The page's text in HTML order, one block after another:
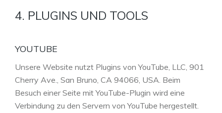
4. PLUGINS UND TOOLS
YOUTUBE
Unsere Website nutzt Plugins von YouTube, LLC, 901
Cherry Ave., San Bruno, CA 94066, USA. Beim
Besuch einer Seite mit YouTube-Plugin wird eine
Verbindung zu den Servern von YouTube hergestellt.